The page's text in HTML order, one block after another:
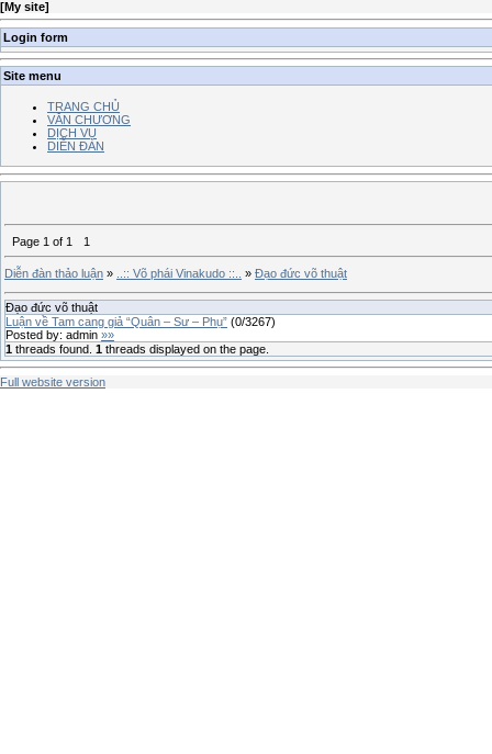
[My site]
Login form
Site menu
TRANG CHỦ
VĂN CHƯƠNG
DỊCH VỤ
DIỄN ĐÀN
Page 1 of 1 1
Diễn đàn thảo luận » ..:: Võ phái Vinakudo ::.. » Đạo đức võ thuật
Đạo đức võ thuật
Luận về Tam cang giả “Quân – Sư – Phụ” (0/3267)
Posted by: admin »»
1 threads found. 1 threads displayed on the page.
Full website version